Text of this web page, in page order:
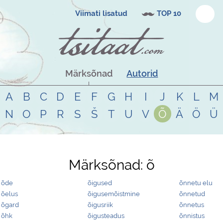
Viimati lisatud TOP 10
Märksõnad Autorid
A B C D E F G H I J K L
M
N
O P R S Š T U V Õ Ä Ö Ü
Märksõnad: õ
õde
õelus
õgard
õhk
õigused
õigusemõistmine
õigusriik
õigusteadus
õnnetu elu
õnnetud
õnnetus
õnnistus